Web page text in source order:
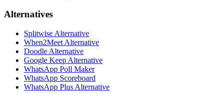
Alternatives
Splitwise Alternative
When2Meet Alternative
Doodle Alternative
Google Keep Alternative
WhatsApp Poll Maker
WhatsApp Scoreboard
WhatsApp Plus Alternative